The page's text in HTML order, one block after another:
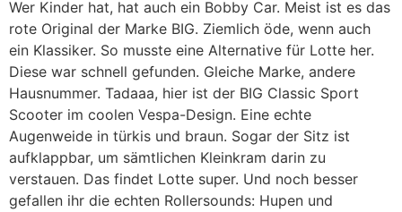
Wer Kinder hat, hat auch ein Bobby Car. Meist ist es das
rote Original der Marke BIG. Ziemlich öde, wenn auch
ein Klassiker. So musste eine Alternative für Lotte her.
Diese war schnell gefunden. Gleiche Marke, andere
Hausnummer. Tadaaa, hier ist der BIG Classic Sport
Scooter im coolen Vespa-Design. Eine echte
Augenweide in türkis und braun. Sogar der Sitz ist
aufklappbar, um sämtlichen Kleinkram darin zu
verstauen. Das findet Lotte super. Und noch besser
gefallen ihr die echten Rollersounds: Hupen und